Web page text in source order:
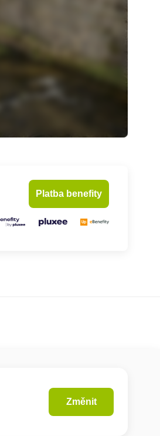
Platba benefity
Změnit